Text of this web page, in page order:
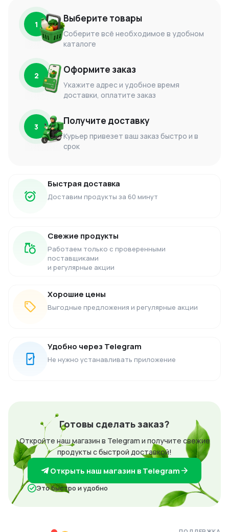
1 Выберите товары
Соберите всё необходимое в удобном
каталоге
2 Оформите заказ
Укажите адрес и удобное время
доставки, оплатите заказ
3 Получите доставку
Курьер привезет ваш заказ быстро и в
срок
Быстрая доставка
Доставим продукты за 60 минут
Свежие продукты
Работаем только с проверенными
поставщиками
и регулярные акции
Хорошие цены
Выгодные предложения и регулярные акции
Удобно через Telegram
Не нужно устанавливать приложение
Готовы сделать заказ?
Откройте наш магазин в Telegram и получите свежие
продукты с быстрой доставкой!
Открыть наш магазин в Telegram
Это быстро и удобно